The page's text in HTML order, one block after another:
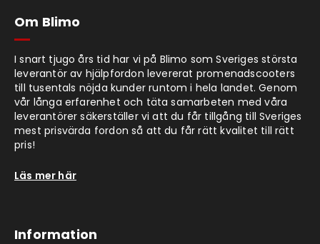
Om Blimo
I snart tjugo års tid har vi på Blimo som Sveriges största
leverantör av hjälpfordon levererat promenadscooters
till tusentals nöjda kunder runtom i hela landet. Genom
vår långa erfarenhet och täta samarbeten med våra
leverantörer säkerställer vi att du får tillgång till Sveriges
mest prisvärda fordon så att du får rätt kvalitet till rätt
pris!
Läs mer här
Information